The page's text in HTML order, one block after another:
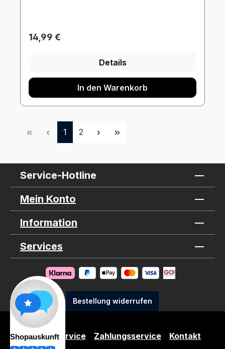
Regulärer Preis:
14,99 €
Details
In den Warenkorb
Seite
1 Seite
2
Service-Hotline
Mein Konto
Information
Services
Bestellung widerrufen
Produktservice Zahlungsservice Kontakt